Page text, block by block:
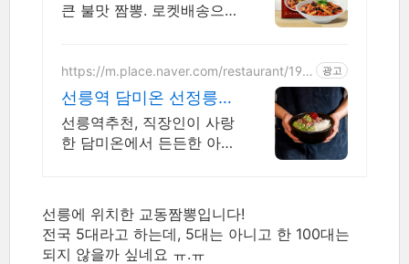
큰 불맛 짬뽕. 로켓배송으
파티 간편 조리식품!
https://m.place.naver.com/restaurant/197
광고
선릉역 담미온 선정릉점
든든한 한 끼를 대접합
니다.
선릉역추천, 직장인이 사랑
한 담미온에서 든든한 아침
곳은 바로 담미온입니다.
선릉에 위치한 교동짬뽕입니다!
전국 5대라고 하는데, 5대는 아니고 한 100대는
되지 않을까 싶네요 ㅠ.ㅠ